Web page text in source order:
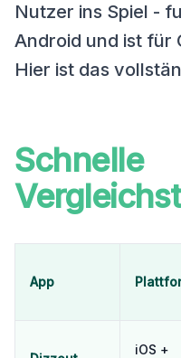
Nutzer ins Spiel -
Android und ist für
Hier ist das
Schnelle
App
iOS +